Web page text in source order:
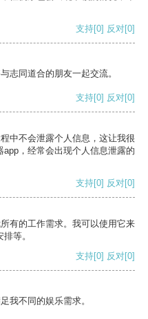
支持[0] 反对[0]
志同道合的朋友一起交流。
支持[0] 反对[0]
中不会泄露个人信息，这让我很
，经常会出现个人信息泄露的
支持[0] 反对[0]
有的工作需求。我可以使用它来
等。
支持[0] 反对[0]
我不同的娱乐需求。